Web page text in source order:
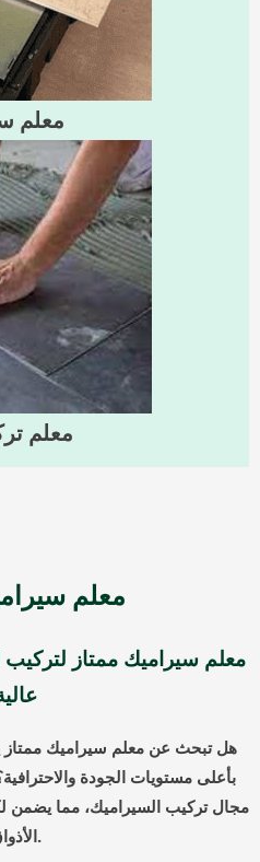
معلم
معلم
معلم
معلم سيراميك ممتاز لتركيب
هل تبحث عن معلم سيراميك ممتاز
بأعلى مستويات الجودة
مجال تركيب السيراميك، مما يضمن
الأذواق.